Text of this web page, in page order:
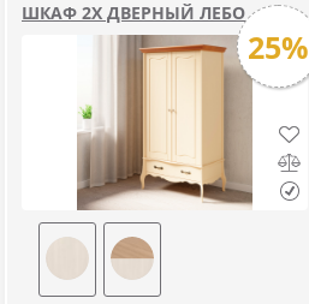
ШКАФ 2Х ДВЕРНЫЙ ЛЕБО
25%